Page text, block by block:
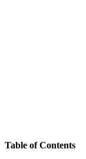
Table of Contents